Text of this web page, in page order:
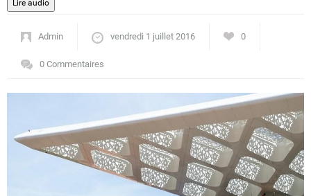
Actualités
Tourisme
Admin vendredi 1 juillet 2016 0
0 Commentaires